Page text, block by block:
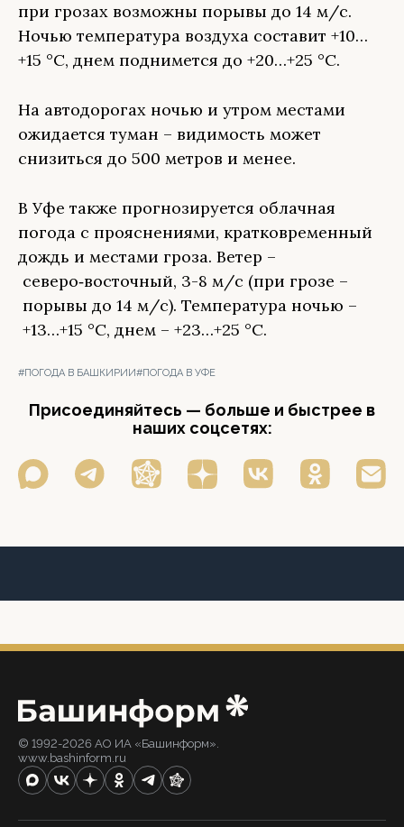
при грозах возможны порывы до 14 м/с.
Ночью температура воздуха составит +10…
+15 °C, днем поднимется до +20…+25 °C.
На автодорогах ночью и утром местами
ожидается туман – видимость может
снизиться до 500 метров и менее.
В Уфе также прогнозируется облачная
погода с прояснениями, кратковременный
дождь и местами гроза. Ветер –
северо‑восточный, 3-8 м/с (при грозе –
порывы до 14 м/с). Температура ночью –
+13…+15 °C, днем – +23…+25 °C.
#ПОГОДА В БАШКИРИИ#ПОГОДА В УФЕ
Присоединяйтесь — больше и быстрее в
наших соцсетях:
© 1992-2026 АО ИА «Башинформ».
www.bashinform.ru